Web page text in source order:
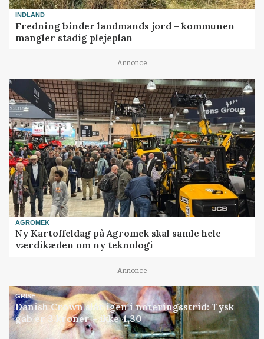
INDLAND
Fredning binder landmands jord – kommunen
mangler stadig plejeplan
Annonce
AGROMEK
Ny Kartoffeldag på Agromek skal samle hele
værdikæden om ny teknologi
Annonce
GRISE
Danish Crown slår igen i noteringsstrid: Tysk
gab er 3 kroner – ikke 4,30